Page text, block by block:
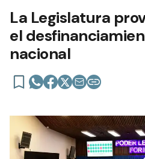
La Legislatura
el
nacional